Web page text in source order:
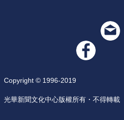
Copyright © 1996-2019
光華新聞文化中心版權所有・不得轉載